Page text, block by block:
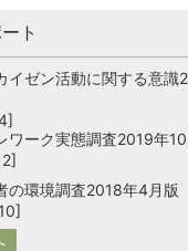
ト
イゼン活動に関する意識
ワーク実態調査2019年
の環境調査2018年4月版